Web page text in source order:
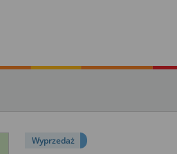
Wyprzedaż